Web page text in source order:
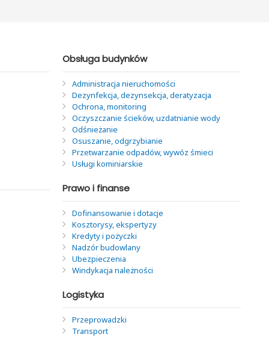
Obsługa budynków
Administracja nieruchomości
Dezynfekcja, dezynsekcja, deratyzacja
Ochrona, monitoring
Oczyszczanie ścieków, uzdatnianie wody
Odśnieżanie
Osuszanie, odgrzybianie
Przetwarzanie odpadów, wywóz śmieci
Usługi kominiarskie
Prawo i finanse
Dofinansowanie i dotacje
Kosztorysy, ekspertyzy
Kredyty i pożyczki
Nadzór budowlany
Ubezpieczenia
Windykacja należności
Logistyka
Przeprowadzki
Transport